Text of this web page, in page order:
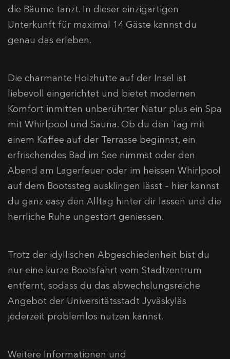
die Bäume tanzt. In dieser einzigartigen
Unterkunft für maximal 14 Gäste kannst du
genau das erleben.
Die charmante Holzhütte auf der Insel ist
liebevoll eingerichtet und bietet modernen
Komfort inmitten unberührter Natur plus ein Spa
mit Whirlpool und Sauna. Ob du den Tag mit
einem Kaffee auf der Terrasse beginnst, ein
erfrischendes Bad im See nimmst oder den
Abend am Lagerfeuer oder im heissen Whirlpool
auf dem Bootssteg ausklingen lässt – hier kannst
du ganz easy den Alltag hinter dir lassen und die
herrliche Ruhe ungestört geniessen.​
Trotz der idyllischen Abgeschiedenheit bist du
nur eine kurze Bootsfahrt vom Stadtzentrum
entfernt, sodass du das abwechslungsreiche
Angebot der Universitätsstadt Jyväskyläs
jederzeit problemlos nutzen kannst.
Weitere Informationen und